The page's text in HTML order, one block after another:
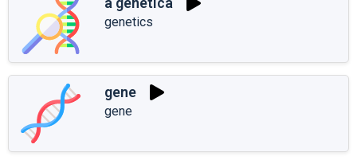
genetics
gene
gene